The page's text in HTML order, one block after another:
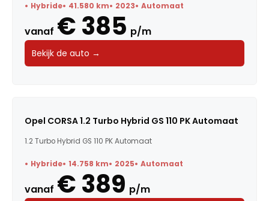
Hybride 41.580 km 2023 Automaat
vanaf € 385 p/m
Bekijk de auto →
Opel CORSA 1.2 Turbo Hybrid GS 110 PK Automaat
1.2 Turbo Hybrid GS 110 PK Automaat
Hybride 14.758 km 2025 Automaat
vanaf € 389 p/m